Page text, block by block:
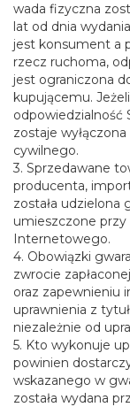
wada fizyczna
lat od dnia
jest konsument a
rzecz ruchoma,
jest ograniczona
kupującemu.
odpowiedzialność
zostaje
cywilnego.
3. Sprzedawane
producenta,
została udzielona
umieszczone
Internetowego.
4. Obowiązki
zwrocie
oraz zapewnieniu
uprawnienia z
niezależnie od
5. Kto wykonuje
powinien
wskazanego w
została wydana